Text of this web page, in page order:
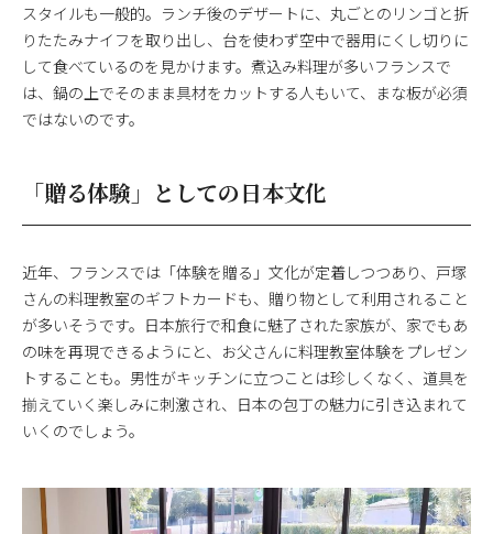
スタイルも一般的。ランチ後のデザートに、丸ごとのリンゴと折
りたたみナイフを取り出し、台を使わず空中で器用にくし切りに
して食べているのを見かけます。煮込み料理が多いフランスで
は、鍋の上でそのまま具材をカットする人もいて、まな板が必須
ではないのです。
「贈る体験」としての日本文化
近年、フランスでは「体験を贈る」文化が定着しつつあり、戸塚
さんの料理教室のギフトカードも、贈り物として利用されること
が多いそうです。日本旅行で和食に魅了された家族が、家でもあ
の味を再現できるようにと、お父さんに料理教室体験をプレゼン
トすることも。男性がキッチンに立つことは珍しくなく、道具を
揃えていく楽しみに刺激され、日本の包丁の魅力に引き込まれて
いくのでしょう。